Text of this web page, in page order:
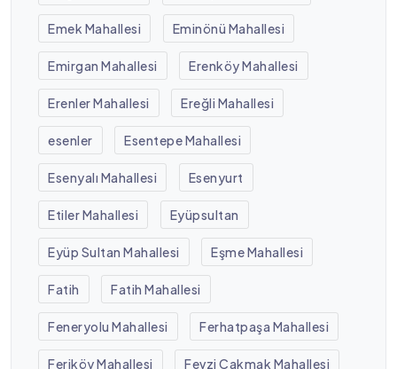
Emek Mahallesi Eminönü Mahallesi
Emirgan Mahallesi Erenköy Mahallesi
Erenler Mahallesi Ereğli Mahallesi
esenler Esentepe Mahallesi
Esenyalı Mahallesi Esenyurt
Etiler Mahallesi Eyüpsultan
Eyüp Sultan Mahallesi Eşme Mahallesi
Fatih Fatih Mahallesi
Feneryolu Mahallesi Ferhatpaşa Mahallesi
Feriköy Mahallesi Fevzi Çakmak Mahallesi